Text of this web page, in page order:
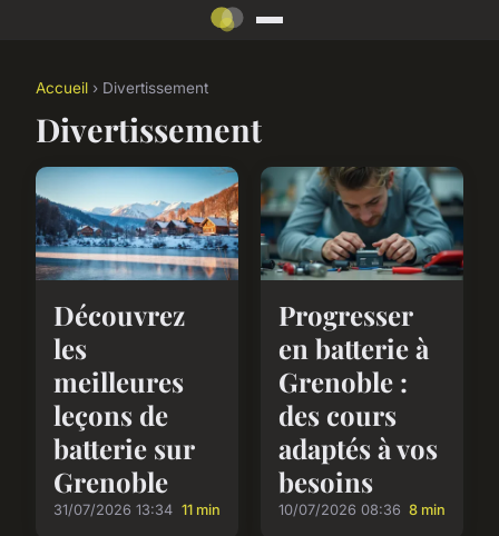
Accueil › Divertissement
Divertissement
Découvrez
les
meilleures
leçons de
batterie sur
Grenoble
31/07/2026 13:34 11 min
Progresser
en batterie à
Grenoble :
des cours
adaptés à vos
besoins
10/07/2026 08:36 8 min